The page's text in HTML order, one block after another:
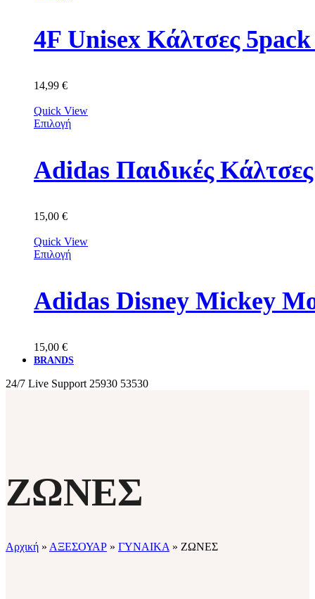
4F Unisex Κάλτσες
14,99 €
Quick View
Επιλογή
Adidas Παιδικές
15,00 €
Quick View
Επιλογή
Adidas Disney Mickey
15,00 €
BRANDS
24/7 Live Support 25930 53530
ΖΩΝΕΣ
Αρχική » ΑΞΕΣΟΥΑΡ » ΓΥΝΑΙΚΑ » ΖΩΝΕΣ